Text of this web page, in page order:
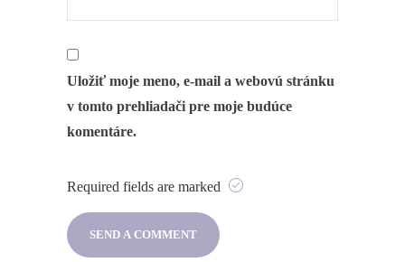
Uložiť moje meno, e-mail a webovú stránku
v tomto prehliadači pre moje budúce
komentáre.
Required fields are marked